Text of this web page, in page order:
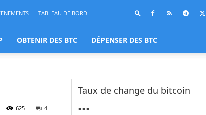
TABLEAU DE BORD
OBTENIR DES BTC DÉPENSER DES BTC
4
625
Taux de change du bitcoin
...